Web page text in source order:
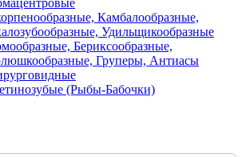
Камбалообразные,
Удильщикообразные
Бериксообразные,
Груперы, Антиасы
(Рыбы-Бабочки)